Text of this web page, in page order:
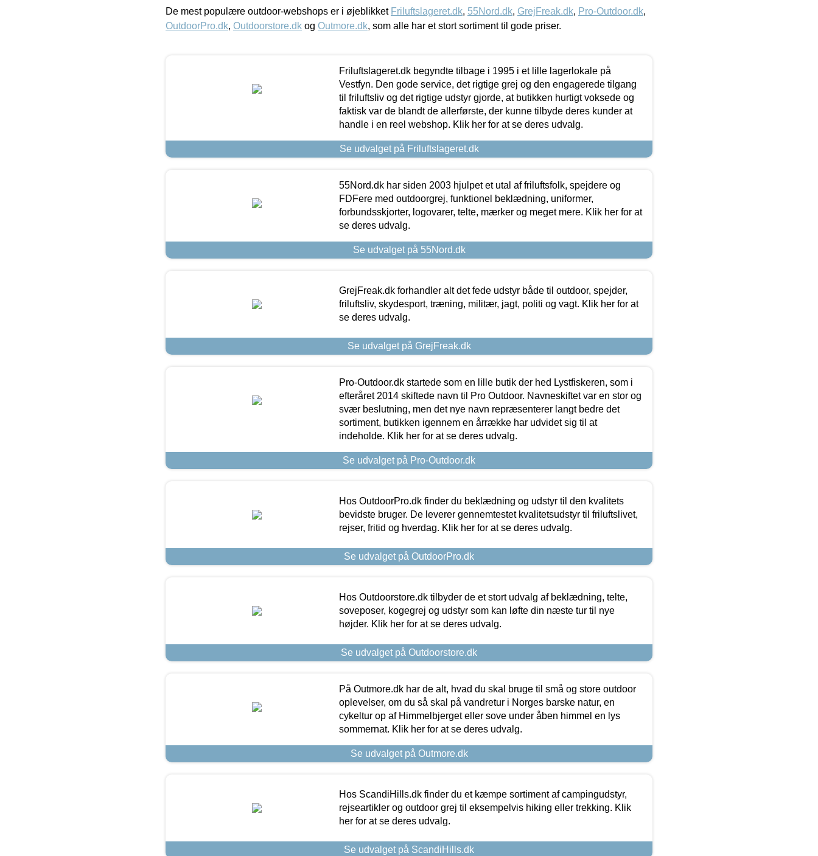
De mest populære outdoor-webshops er i øjeblikket Friluftslageret.dk, 55Nord.dk, GrejFreak.dk, Pro-Outdoor.dk,
OutdoorPro.dk, Outdoorstore.dk og Outmore.dk, som alle har et stort sortiment til gode priser.
Friluftslageret.dk begyndte tilbage i 1995 i et lille lagerlokale på
Vestfyn. Den gode service, det rigtige grej og den engagerede tilgang
til friluftsliv og det rigtige udstyr gjorde, at butikken hurtigt voksede og
faktisk var de blandt de allerførste, der kunne tilbyde deres kunder at
handle i en reel webshop. Klik her for at se deres udvalg.
Se udvalget på Friluftslageret.dk
55Nord.dk har siden 2003 hjulpet et utal af friluftsfolk, spejdere og
FDFere med outdoorgrej, funktionel beklædning, uniformer,
forbundsskjorter, logovarer, telte, mærker og meget mere. Klik her for at
se deres udvalg.
Se udvalget på 55Nord.dk
GrejFreak.dk forhandler alt det fede udstyr både til outdoor, spejder,
friluftsliv, skydesport, træning, militær, jagt, politi og vagt. Klik her for at
se deres udvalg.
Se udvalget på GrejFreak.dk
Pro-Outdoor.dk startede som en lille butik der hed Lystfiskeren, som i
efteråret 2014 skiftede navn til Pro Outdoor. Navneskiftet var en stor og
svær beslutning, men det nye navn repræsenterer langt bedre det
sortiment, butikken igennem en årrække har udvidet sig til at
indeholde. Klik her for at se deres udvalg.
Se udvalget på Pro-Outdoor.dk
Hos OutdoorPro.dk finder du beklædning og udstyr til den kvalitets
bevidste bruger. De leverer gennemtestet kvalitetsudstyr til friluftslivet,
rejser, fritid og hverdag. Klik her for at se deres udvalg.
Se udvalget på OutdoorPro.dk
Hos Outdoorstore.dk tilbyder de et stort udvalg af beklædning, telte,
soveposer, kogegrej og udstyr som kan løfte din næste tur til nye
højder. Klik her for at se deres udvalg.
Se udvalget på Outdoorstore.dk
På Outmore.dk har de alt, hvad du skal bruge til små og store outdoor
oplevelser, om du så skal på vandretur i Norges barske natur, en
cykeltur op af Himmelbjerget eller sove under åben himmel en lys
sommernat. Klik her for at se deres udvalg.
Se udvalget på Outmore.dk
Hos ScandiHills.dk finder du et kæmpe sortiment af campingudstyr,
rejseartikler og outdoor grej til eksempelvis hiking eller trekking. Klik
her for at se deres udvalg.
Se udvalget på ScandiHills.dk